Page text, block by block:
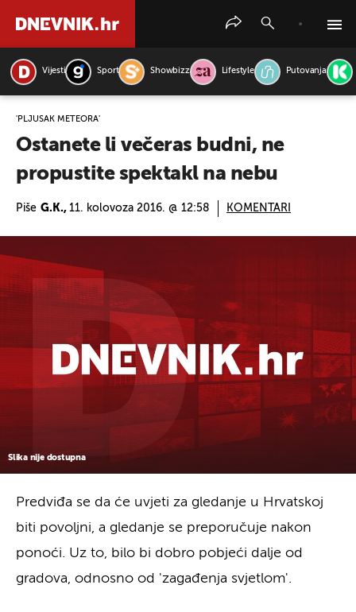
Vijesti Sport Showbizz Lifestyle Putovanja
'PLJUSAK METEORA'
Ostanete li večeras budni, ne
propustite spektakl na nebu
Piše G.K., 11. kolovoza 2016. @ 12:58 KOMENTARI
Slika nije dostupna
Predviđa se da će uvjeti za gledanje u Hrvatskoj
biti povoljni, a gledanje se preporučuje nakon
ponoći. Uz to, bilo bi dobro pobjeći dalje od
gradova, odnosno od 'zagađenja svjetlom'.
PRETRAŽITE VIJESTI